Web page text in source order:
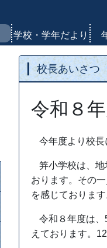
学校・学年だより
校長あいさつ
令和８
今年度より校長
笄小学校は、
おります。その
を感じております
令和８年度は、
えております。